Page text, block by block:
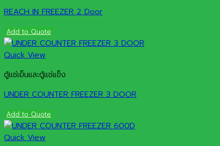
REACH IN FREEZER 2 Door
Add to Quote
Quick View
ตู้แช่เย็นและตู้แช่แข็ง
UNDER COUNTER FREEZER 3 DOOR
Add to Quote
Quick View